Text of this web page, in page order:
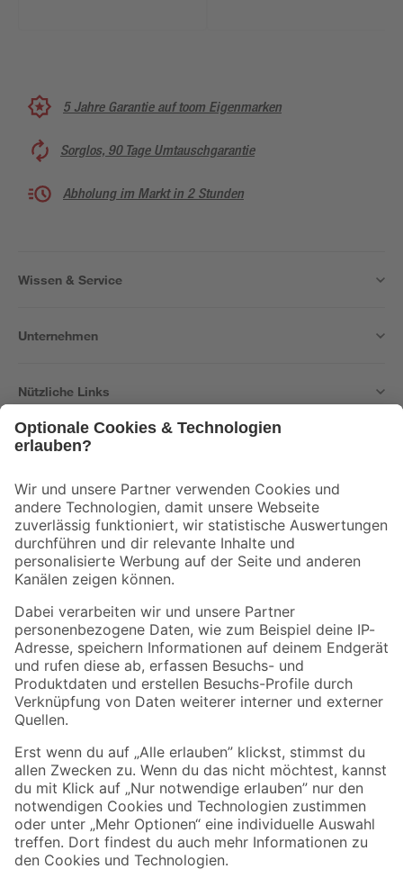
5 Jahre Garantie auf toom Eigenmarken
Sorglos, 90 Tage Umtauschgarantie
Abholung im Markt in 2 Stunden
Wissen & Service
Unternehmen
Nützliche Links
Der toom Newsletter: Keine Angebote und Aktionen mehr verpassen!
Zur Newsletter Anmeldung
Folge uns
Zahlungsarten Versandarten
Sicher einkaufen
Jetzt die toom-App herunterladen